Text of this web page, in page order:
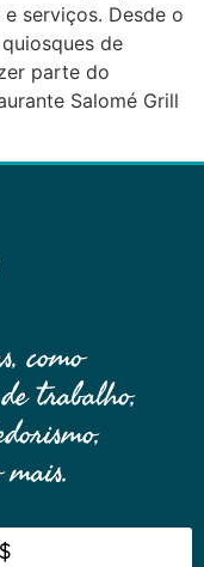
serviços. Desde o
de
parte do
Salomé Grill
como
trabalho,